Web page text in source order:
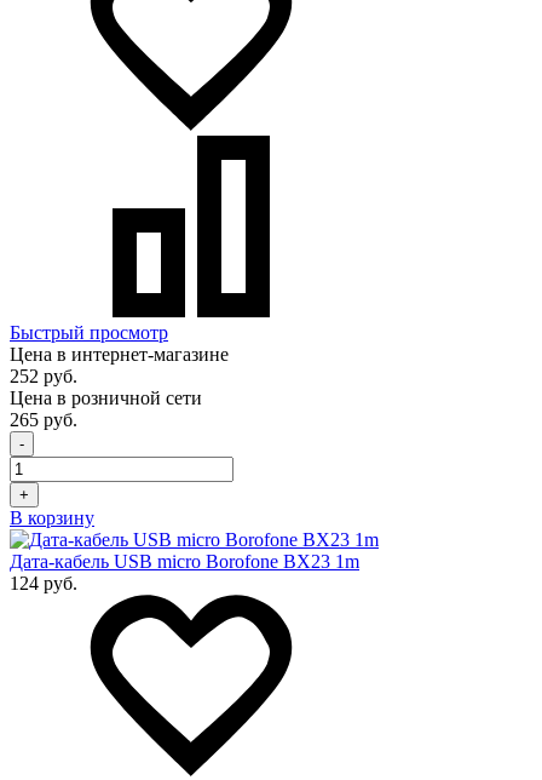
Быстрый просмотр
Цена в интернет-магазине
252 руб.
Цена в розничной сети
265 руб.
-
+
В корзину
Дата-кабель USB micro Borofone BX23 1m
124 руб.